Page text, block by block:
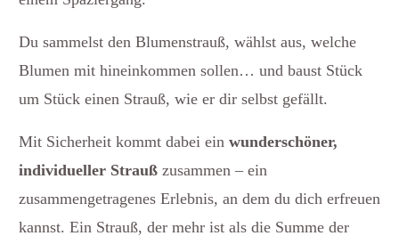
Du sammelst den Blumenstrauß, wählst aus, welche
Blumen mit hineinkommen sollen… und baust Stück
um Stück einen Strauß, wie er dir selbst gefällt.
Mit Sicherheit kommt dabei ein wunderschöner,
individueller Strauß zusammen – ein
zusammengetragenes Erlebnis, an dem du dich erfreuen
kannst. Ein Strauß, der mehr ist als die Summe der